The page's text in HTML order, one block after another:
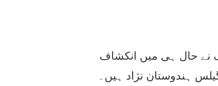
نے حال ہی میں انکشاف
ہندوستان نژاد ہیں۔